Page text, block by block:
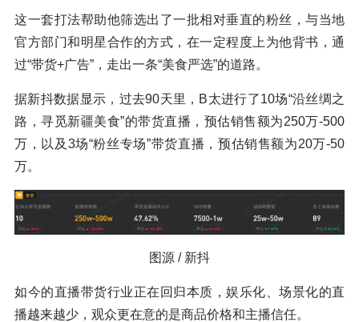
这一套打法帮助他筛选出了一批相对垂直的粉丝，与当地
官方部门和明星合作的方式，在一定程度上为他背书，通
过“带货+广告”，走出一条“美食严选”的道路。
据新抖数据显示，过去90天里，B太进行了10场“沿丝绸之
路，寻觅新疆美食”的带货直播，预估销售额为250万-500
万，以及3场“粉丝专场”带货直播，预估销售额为20万-50
万。
图源 / 新抖
如今的直播带货行业正在回归本质，娱乐化、场景化的直
播越来越少，观众更在意的是商品价格和主播信任。